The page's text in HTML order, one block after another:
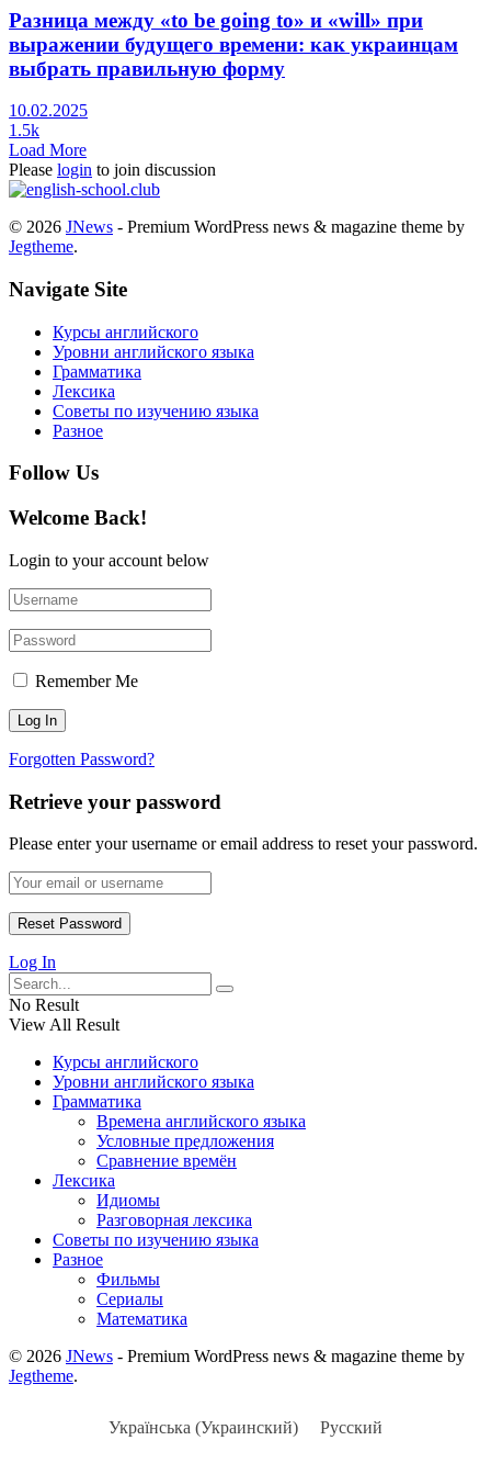
Разница между «to be going to» и «will» при
выражении будущего времени: как украинцам
выбрать правильную форму
10.02.2025
1.5k
Load More
Please login to join discussion
© 2026 JNews - Premium WordPress news & magazine theme by
Jegtheme.
Navigate Site
Курсы английского
Уровни английского языка
Грамматика
Лексика
Советы по изучению языка
Разное
Follow Us
Welcome Back!
Login to your account below
Remember Me
Forgotten Password?
Retrieve your password
Please enter your username or email address to reset your password.
Log In
No Result
View All Result
Курсы английского
Уровни английского языка
Грамматика
Времена английского языка
Условные предложения
Сравнение времён
Лексика
Идиомы
Разговорная лексика
Советы по изучению языка
Разное
Фильмы
Сериалы
Математика
© 2026 JNews - Premium WordPress news & magazine theme by
Jegtheme.
Українська (Украинский) Русский